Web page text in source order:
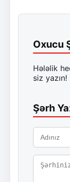
Oxucu
Hələlik
siz yazın!
Şərh